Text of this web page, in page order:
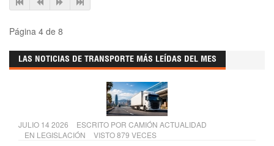
Página 4 de 8
LAS NOTICIAS DE TRANSPORTE MÁS LEÍDAS DEL MES
JULIO 14 2026 ESCRITO POR CAMIÓN ACTUALIDAD
EN LEGISLACIÓN VISTO 879 VECES